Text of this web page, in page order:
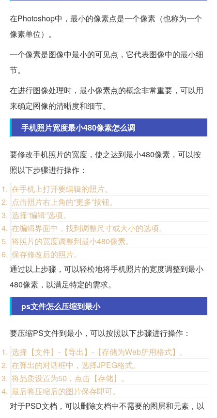
在Photoshop中，最小的像素点是一个像素（也称为一个
像素单位）。
一个像素是图像中最小的可见点，它代表图像中的最小细
节。
在进行图像处理时，最小像素点的概念非常重要，可以用
来确定图像的清晰度和细节。
手机照片宽度最小480像素怎么调
要修改手机照片的宽度，使之达到最小480像素，可以按
照以下步骤进行操作：
在手机上打开要编辑的照片。
点击照片右上角的“更多”按钮。
选择“编辑”选项。
在编辑界面中，找到调整尺寸或大小的选项。
将照片的宽度调整到最小480像素。
保存修改后的照片。
通过以上步骤，可以轻松地将手机照片的宽度调整到最小
480像素，以满足特定的需求。
ps文件怎么压缩到最小
要压缩PS文件到最小，可以按照以下步骤进行操作：
选择【文件】-【导出】-【存储为Web所用格式】。
在弹出的对话框中，选择JPEG格式。
将品质设置为50，点击【存储】。
最后将压缩后的图片保存即可。
对于PSD文档，可以删除文档中不需要的图层和元素，以